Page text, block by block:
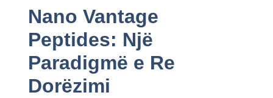
Nano Vantage
Peptides: Një
Paradigmë e Re
Dorëzimi